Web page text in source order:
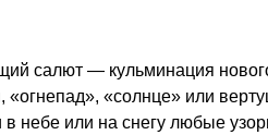
салют — кульминация
«солнце» или
небе или на снегу любые